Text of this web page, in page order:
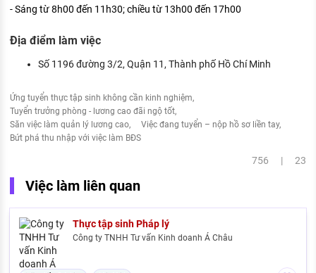
- Sáng từ 8h00 đến 11h30; chiều từ 13h00 đến 17h00
Địa điểm làm việc
Số 1196 đường 3/2, Quận 11, Thành phố Hồ Chí Minh
Ứng tuyển thực tập sinh không cần kinh nghiệm
Tuyển trưởng phòng - lương cao đãi ngộ tốt
Săn việc làm quản lý lương cao
Việc đang tuyển – nộp hồ sơ liền tay
Bứt phá thu nhập với việc làm BĐS
756 | 23
Việc làm liên quan
Thực tập sinh Pháp lý
Công ty TNHH Tư vấn Kinh doanh Á Châu